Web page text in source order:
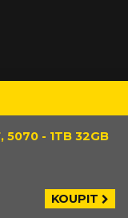
5070 - 1TB 32GB
KOUPIT